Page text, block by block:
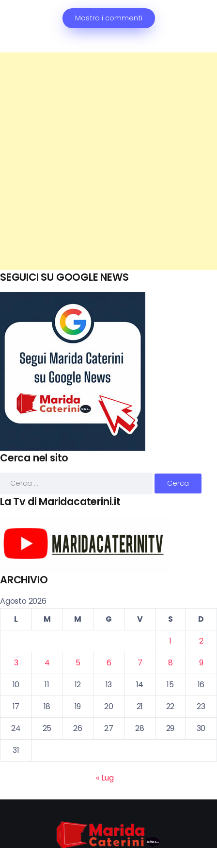
Mostra i commenti
SEGUICI SU GOOGLE NEWS
Cerca nel sito
La Tv di Maridacaterini.it
ARCHIVIO
Agosto 2026
L
M M G V S
D
1
2
3
4 5 6 7 8
9
10
11 12 13 14 15
16
17
18 19 20 21 22
23
24
25 26 27 28 29
30
31
« Lug